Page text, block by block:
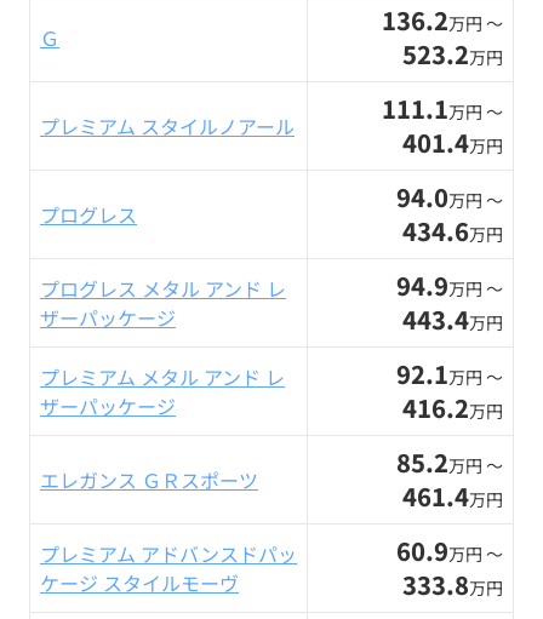
Ｇ 136.2万円 〜
523.2万円
プレミアム スタイルノアール 111.1万円 〜
401.4万円
プログレス 94.0万円 〜
434.6万円
プログレス メタル アンド レ
ザーパッケージ
94.9万円 〜
443.4万円
プレミアム メタル アンド レ
ザーパッケージ
92.1万円 〜
416.2万円
エレガンス ＧＲスポーツ 85.2万円 〜
461.4万円
プレミアム アドバンスドパッ
ケージ スタイルモーヴ
60.9万円 〜
333.8万円